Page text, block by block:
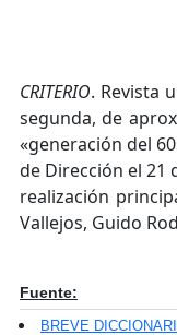
CRITERIO. Revista
segunda, de
«generación del
de Dirección el 21
realización
Vallejos, Guido
Fuente:
BREVE